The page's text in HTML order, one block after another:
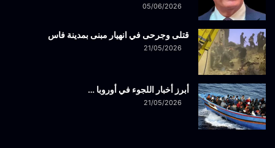
05/06/2026
قتلى وجرحى في انهيار مبنى بمدينة فاس
21/05/2026
أبرز أخبار اللجوء في أوروبا …
21/05/2026